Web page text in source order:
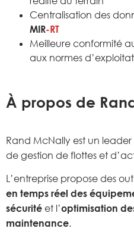
Centralisation des
MIR-RT
Meilleure conformité
aux normes
À propos de
Rand McNally est un
de gestion de flottes et
L’entreprise propose des
en temps réel des
sécurité et l’optimisation
maintenance.